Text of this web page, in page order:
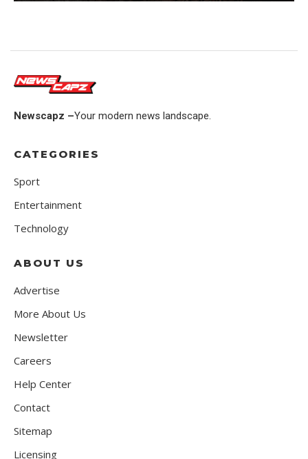
Newscapz –Your modern news landscape.
CATEGORIES
Sport
Entertainment
Technology
ABOUT US
Advertise
More About Us
Newsletter
Careers
Help Center
Contact
Sitemap
Licensing